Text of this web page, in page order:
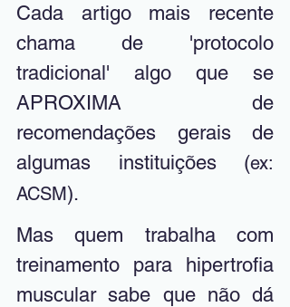
Cada artigo mais recente
chama de 'protocolo
tradicional' algo que se
APROXIMA de
recomendações gerais de
algumas instituições (ex:
ACSM).
Mas quem trabalha com
treinamento para hipertrofia
muscular sabe que não dá